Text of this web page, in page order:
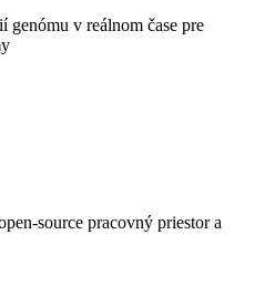
v reálnom čase pre
source pracovný priestor a